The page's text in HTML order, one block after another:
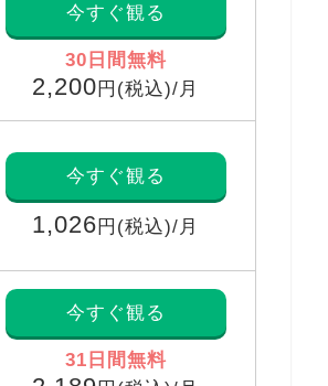
今すぐ観る
30日間無料
2,200 円(税込)/月
今すぐ観る
1,026 円(税込)/月
今すぐ観る
31日間無料